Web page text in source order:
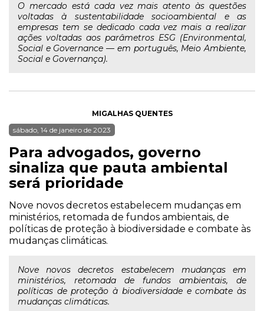
O mercado está cada vez mais atento às questões
voltadas à sustentabilidade socioambiental e as
empresas tem se dedicado cada vez mais a realizar
ações voltadas aos parâmetros ESG (Environmental,
Social e Governance — em português, Meio Ambiente,
Social e Governança).
MIGALHAS QUENTES
sábado, 14 de janeiro de 2023
Para advogados, governo
sinaliza que pauta ambiental
será prioridade
Nove novos decretos estabelecem mudanças em
ministérios, retomada de fundos ambientais, de
políticas de proteção à biodiversidade e combate às
mudanças climáticas.
Nove novos decretos estabelecem mudanças em
ministérios, retomada de fundos ambientais, de
políticas de proteção à biodiversidade e combate às
mudanças climáticas.